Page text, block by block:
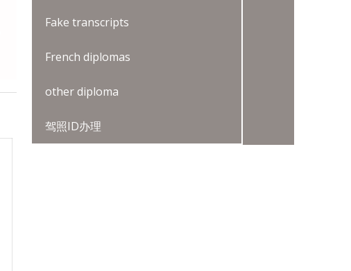
Fake transcripts
French diplomas
other diploma
驾照ID办理